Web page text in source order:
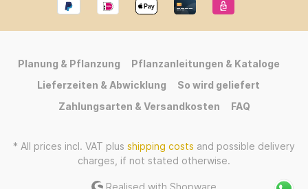
Planung & Pflanzung
Pflanzanleitungen & Kataloge
Lieferzeiten & Abwicklung
So wird geliefert
Zahlungsarten & Versandkosten
FAQ
* All prices incl. VAT plus shipping costs and possible delivery
charges, if not stated otherwise.
Realised with Shopware